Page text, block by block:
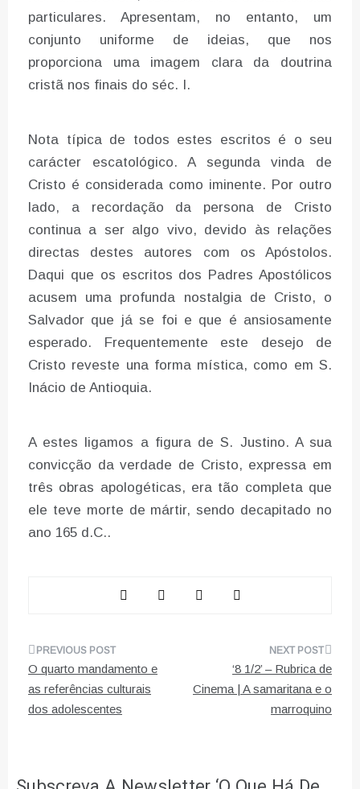
particulares. Apresentam, no entanto, um
conjunto uniforme de ideias, que nos
proporciona uma imagem clara da doutrina
cristã nos finais do séc. I.
Nota típica de todos estes escritos é o seu
carácter escatológico. A segunda vinda de
Cristo é considerada como iminente. Por outro
lado, a recordação da persona de Cristo
continua a ser algo vivo, devido às relações
directas destes autores com os Apóstolos.
Daqui que os escritos dos Padres Apostólicos
acusem uma profunda nostalgia de Cristo, o
Salvador que já se foi e que é ansiosamente
esperado. Frequentemente este desejo de
Cristo reveste una forma mística, como em S.
Inácio de Antioquia.
A estes ligamos a figura de S. Justino. A sua
convicção da verdade de Cristo, expressa em
três obras apologéticas, era tão completa que
ele teve morte de mártir, sendo decapitado no
ano 165 d.C..
Navegação
de
artigos
O quarto mandamento e
as referências culturais
dos adolescentes
‘8 1/2’ – Rubrica de
Cinema | A samaritana e o
marroquino